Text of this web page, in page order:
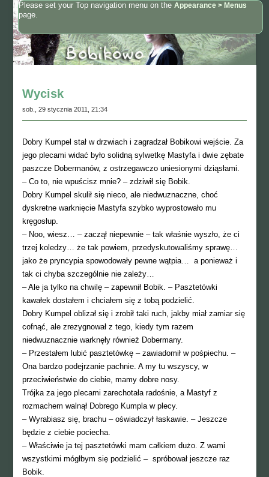
Please set your Top navigation menu on the Appearance > Menus
page.
Wycisk
sob., 29 stycznia 2011, 21:34
Dobry Kumpel stał w drzwiach i zagradzał Bobikowi wejście. Za
jego plecami widać było solidną sylwetkę Mastyfa i dwie zębate
paszcze Dobermanów, z ostrzegawczo uniesionymi dziąsłami.
– Co to, nie wpuścisz mnie? – zdziwił się Bobik.
Dobry Kumpel skulił się nieco, ale niedwuznaczne, choć
dyskretne warknięcie Mastyfa szybko wyprostowało mu
kręgosłup.
– Noo, wiesz… – zaczął niepewnie – tak właśnie wyszło, że ci
trzej koledzy… że tak powiem, przedyskutowaliśmy sprawę…
jako że pryncypia spowodowały pewne wątpia… a ponieważ i
tak ci chyba szczególnie nie zależy…
– Ale ja tylko na chwilę – zapewnił Bobik. – Pasztetówki
kawałek dostałem i chciałem się z tobą podzielić.
Dobry Kumpel oblizał się i zrobił taki ruch, jakby miał zamiar się
cofnąć, ale zrezygnował z tego, kiedy tym razem
niedwuznacznie warknęły również Dobermany.
– Przestałem lubić pasztetówkę – zawiadomił w pośpiechu. –
Ona bardzo podejrzanie pachnie. A my tu wszyscy, w
przeciwieństwie do ciebie, mamy dobre nosy.
Trójka za jego plecami zarechotała radośnie, a Mastyf z
rozmachem walnął Dobrego Kumpla w plecy.
– Wyrabiasz się, brachu – oświadczył łaskawie. – Jeszcze
będzie z ciebie pociecha.
– Właściwie ja tej pasztetówki mam całkiem dużo. Z wami
wszystkimi mógłbym się podzielić – spróbował jeszcze raz
Bobik.